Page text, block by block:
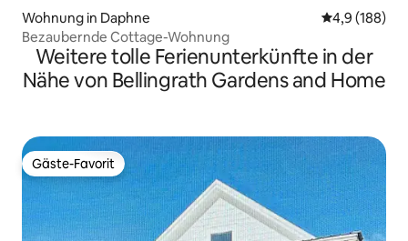
Wohnung in Daphne
4,9 (188)
Bezaubernde Cottage-Wohnung
Weitere tolle Ferienunterkünfte in der
Nähe von Bellingrath Gardens and Home
Gäste-Favorit
Gäste-Favorit